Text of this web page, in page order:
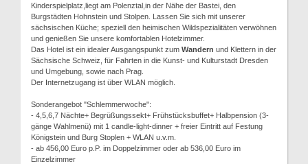
Kinderspielplatz,liegt am Polenztal,in der Nähe der Bastei, den
Burgstädten Hohnstein und Stolpen. Lassen Sie sich mit unserer
sächsischen Küche; speziell den heimischen Wildspezialitäten verwöhnen
und genießen Sie unsere komfortablen Hotelzimmer.
Das Hotel ist ein idealer Ausgangspunkt zum Wandern und Klettern in der
Sächsische Schweiz, für Fahrten in die Kunst- und Kulturstadt Dresden
und Umgebung, sowie nach Prag.
Der Internetzugang ist über WLAN möglich.
Sonderangebot "Schlemmerwoche":
- 4,5,6,7 Nächte+ Begrüßungssekt+ Frühstücksbuffet+ Halbpension (3-
gänge Wahlmenü) mit 1 candle-light-dinner + freier Eintritt auf Festung
Königstein und Burg Stoplen + WLAN u.v.m.
- ab 456,00 Euro p.P. im Doppelzimmer oder ab 536,00 Euro im
Einzelzimmer